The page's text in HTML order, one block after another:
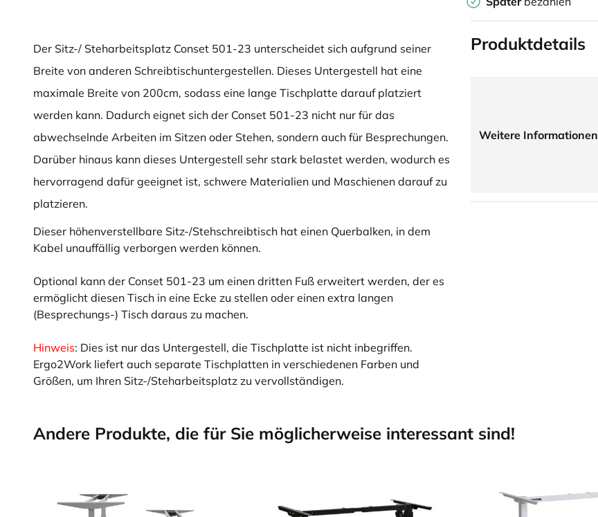
Der Sitz-/ Steharbeitsplatz Conset 501-23 unterscheidet sich aufgrund seiner
Breite von anderen Schreibtischuntergestellen. Dieses Untergestell hat eine
maximale Breite von 200cm, sodass eine lange Tischplatte darauf platziert
werden kann. Dadurch eignet sich der Conset 501-23 nicht nur für das
abwechselnde Arbeiten im Sitzen oder Stehen, sondern auch für Besprechungen.
Darüber hinaus kann dieses Untergestell sehr stark belastet werden, wodurch es
hervorragend dafür geeignet ist, schwere Materialien und Maschienen darauf zu
platzieren.
Dieser höhenverstellbare Sitz-/Stehschreibtisch hat einen Querbalken, in dem
Kabel unauffällig verborgen werden können.
Optional kann der Conset 501-23 um einen dritten Fuß erweitert werden, der es
ermöglicht diesen Tisch in eine Ecke zu stellen oder einen extra langen
(Besprechungs-) Tisch daraus zu machen.
Hinweis: Dies ist nur das Untergestell, die Tischplatte ist nicht inbegriffen.
Ergo2Work liefert auch separate Tischplatten in verschiedenen Farben und
Größen, um Ihren Sitz-/Steharbeitsplatz zu vervollständigen.
Produktdetails
Weitere Informationen
Andere Produkte, die für Sie möglicherweise interessant sind!